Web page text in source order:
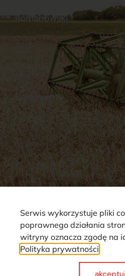
Dokumenty
Regulamin
Polityka prywatności
Reklamacje i zwroty
Romanowski
Sklep internetowy
Strona wykorzystuje pliki cookie.
Serwis wykorzystuje pliki
poprawnego działania
witryny oznacza zgodę na
Polityka prywatności